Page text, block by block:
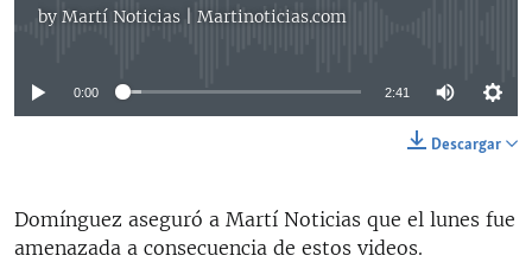
by Martí Noticias | Martinoticias.com
No media source currently available
0:00 2:41
Descargar
Domínguez aseguró a Martí Noticias que el lunes fue
amenazada a consecuencia de estos videos.